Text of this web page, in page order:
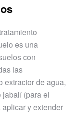
es una
con
las
extractor de agua,
(para el
y extender